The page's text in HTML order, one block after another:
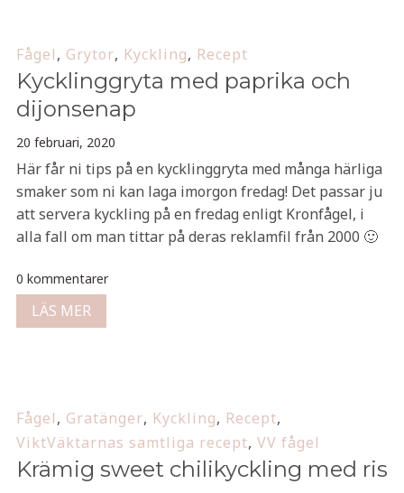
Fågel, Grytor, Kyckling, Recept
Kycklinggryta med paprika och
dijonsenap
20 februari, 2020
Här får ni tips på en kycklinggryta med många härliga
smaker som ni kan laga imorgon fredag! Det passar ju
att servera kyckling på en fredag enligt Kronfågel, i
alla fall om man tittar på deras reklamfil från 2000 🙂
0 kommentarer
LÄS MER
Fågel, Gratänger, Kyckling, Recept,
ViktVäktarnas samtliga recept, VV fågel
Krämig sweet chilikyckling med ris